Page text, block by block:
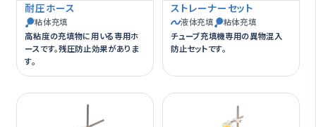
耐圧ホース
粘体充填
高粘度の充填物に用いる専用ホ
ースです。残圧防止効果がありま
す。
ストレーナーセット
液体充填
粘体充填
チューブ充填機専用の異物混入
防止セットです。